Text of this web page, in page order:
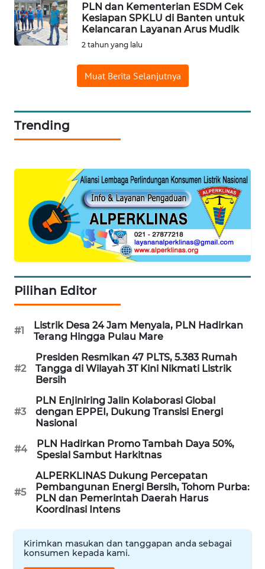
PLN dan Kementerian ESDM Cek
Kesiapan SPKLU di Banten untuk
Kelancaran Layanan Arus Mudik
2 tahun yang lalu
Muat Berita Selanjutnya
Trending
Pilihan Editor
#1
Listrik Desa 24 Jam Menyala, PLN Hadirkan
Terang Hingga Pulau Mare
#2
Presiden Resmikan 47 PLTS, 5.383 Rumah
Tangga di Wilayah 3T Kini Nikmati Listrik
Bersih
#3
PLN Enjiniring Jalin Kolaborasi Global
dengan EPPEI, Dukung Transisi Energi
Nasional
#4
PLN Hadirkan Promo Tambah Daya 50%,
Spesial Sambut Harkitnas
#5
ALPERKLINAS Dukung Percepatan
Pembangunan Energi Bersih, Tohom Purba:
PLN dan Pemerintah Daerah Harus
Koordinasi Intens
Kirimkan masukan dan tanggapan anda sebagai
konsumen kepada kami.
WAHANA
KONSUMEN
WAHANA
TRAVEL
TV
WAHANANEWS
ID
WAHANANEWS
WAHANANEWS
WAHANA
SPORT
WAHANA
WAHANA
WAHANA
PERSONA
WAHANA
WAHANA